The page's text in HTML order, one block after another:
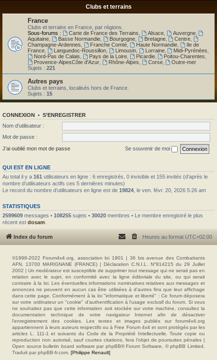
Clubs et terrains
France
Clubs et terrains en France, par régions.
Sous-forums :
Carte de France des Terrains Alsace, Auvergne,
Aquitaine
Basse Normandie, Bourgogne, Bretagne, Centre
Champagne-Ardennes
Franche Comté, Haute Normandie,
Ile de
France
Languedoc-Roussillon, Limousin, Lorraine, Midi-Pyrénées
Nord-Pas de Calais
Pays de la Loire, Picardie, Poitou-Charentes
Provence-AlpesCôte d'Azur, Rhône-Alpes Corse,
Outre-mer
Sujets : 221
Autres pays
Clubs et terrains, localisés hors de France.
Sujets : 15
CONNEXION • S’ENREGISTRER
Nom d’utilisateur :
Mot de passe :
J’ai oublié mon mot de passe
Se souvenir de moi
QUI EST EN LIGNE
Au total il y a 161 utilisateurs en ligne : 6 enregistrés, 0 invisible et 155 invités (d’après le
nombre d’utilisateurs actifs ces 5 dernières minutes)
Le record du nombre d’utilisateurs en ligne est de 19824 , le ven. févr. 20, 2026 5:26 am
STATISTIQUES
2599609 messages • 108255 sujets • 30020 membres • Le membre enregistré le plus
récent est dosam
Index du forum Heures au format UTC+02:00
©1998-2022 Forum4x4.org, association loi 1901 | 36 bis avenue des Combattants
AFN, 13700 MARIGNANE (FRANCE) | Déclaration C.N.I.L. N°814215 du 29 Juillet
2002 | Un modérateur est susceptible de supprimer tout message qui ne serait pas en
relation avec le sujet, en conformité avec la ligne éditoriale du site, ou qui serait
contraire à la loi. Les éventuelles informations nominatives relatives aux messages et
annonces ne peuvent en aucun cas être utilisées à d'autres fins que leur affichage
dans cette page. Conformément à la loi "informatique et liberté" : Ce forum déposera
sur votre ordinateur un "cookie" d’authentification à l'usage exclusif du forum. Si vous
ne souhaitez pas que cette information soit stockée sur votre machine, consultez la
documentation technique de votre navigateur Internet afin de désactiver
l'enregistrement des cookies. Les textes et images publiés sur forum4x4.org
appartiennent à leurs auteurs respectifs ou à Free Forum 4x4 et sont protégés par les
articles L. 111-1 et suivants du Code de la Propriété Intellectuelle. Toute copie ou
reproduction non autorisé, sauf courtes citations, fera l'objet de poursuites pénales |
Open source bulletin board software par phpBB® Forum Software, © phpBB Limited.
Traduit par phpBB-fr.com. [Philippe Renault]